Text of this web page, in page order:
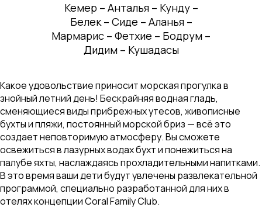
Кемер – Анталья – Кунду –
Белек – Сиде – Аланья –
Мармарис – Фетхие – Бодрум –
Дидим – Кушадасы
Какое удовольствие приносит морская прогулка в
знойный летний день! Бескрайняя водная гладь,
сменяющиеся виды прибрежных утесов, живописные
бухты и пляжи, постоянный морской бриз — всё это
создает неповторимую атмосферу. Вы сможете
освежиться в лазурных водах бухт и понежиться на
палубе яхты, наслаждаясь прохладительными напитками.
В это время ваши дети будут увлечены развлекательной
программой, специально разработанной для них в
отелях концепции Coral Family Club.